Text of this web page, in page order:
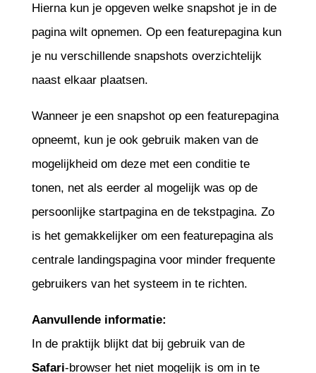
Hierna kun je opgeven welke snapshot je in de
pagina wilt opnemen. Op een featurepagina kun
je nu verschillende snapshots overzichtelijk
naast elkaar plaatsen.
Wanneer je een snapshot op een featurepagina
opneemt, kun je ook gebruik maken van de
mogelijkheid om deze met een conditie te
tonen, net als eerder al mogelijk was op de
persoonlijke startpagina en de tekstpagina. Zo
is het gemakkelijker om een featurepagina als
centrale landingspagina voor minder frequente
gebruikers van het systeem in te richten.
Aanvullende informatie:
In de praktijk blijkt dat bij gebruik van de
Safari-browser het niet mogelijk is om in te